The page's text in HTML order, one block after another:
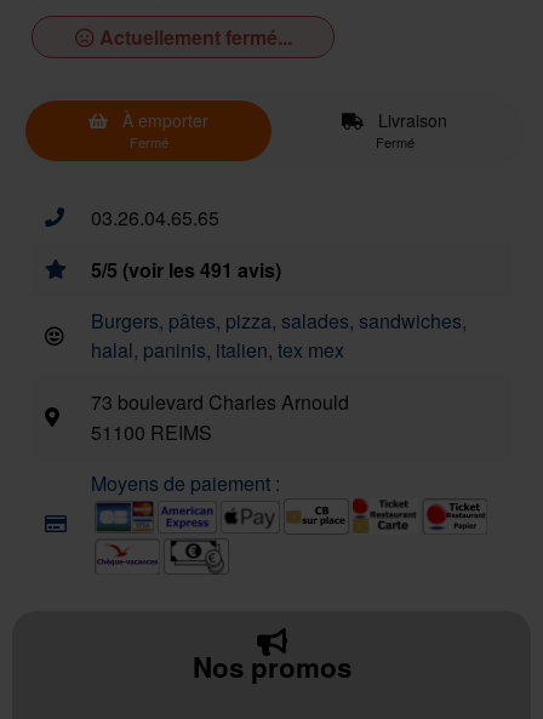
Actuellement fermé...
À emporter
Fermé
Livraison
Fermé
03.26.04.65.65
5/5 (voir les 491 avis)
Burgers, pâtes, pizza, salades, sandwiches,
halal, paninis, italien, tex mex
73 boulevard Charles Arnould
51100 REIMS
Moyens de paiement :
Nos promos